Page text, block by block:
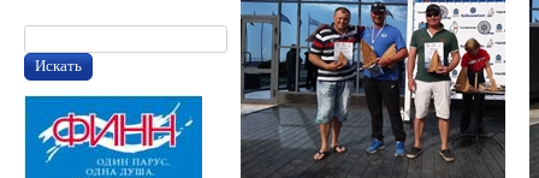
Искать